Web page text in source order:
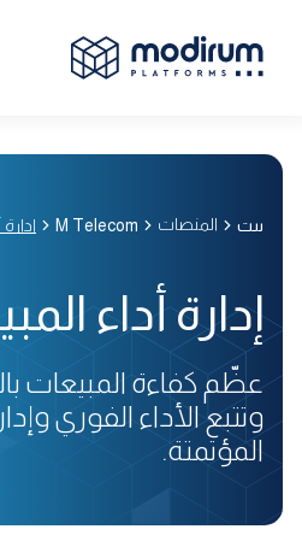
بيت المنصات M Telecom
إدارة أداء
عظّم كفاءة المبيعات
وتتبع الأداء الفوري
المؤتمتة.